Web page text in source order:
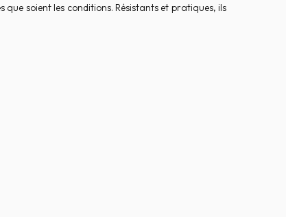
soient les conditions. Résistants et pratiques, ils